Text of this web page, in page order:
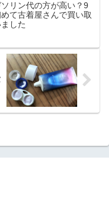
リン代の方が高い？9
て古着屋さんで買い取
した